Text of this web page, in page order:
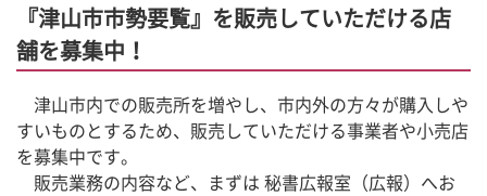
『津山市市勢要覧』を販売していただける店
舗を募集中！
津山市内での販売所を増やし、市内外の方々が購入しや
すいものとするため、販売していただける事業者や小売店
を募集中です。
販売業務の内容など、まずは 秘書広報室（広報）へお